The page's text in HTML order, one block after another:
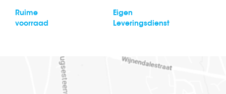
Ruime
voorraad
Eigen
Leveringsdienst